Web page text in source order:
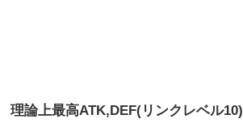
理論上最高ATK,DEF(リンクレベル10)